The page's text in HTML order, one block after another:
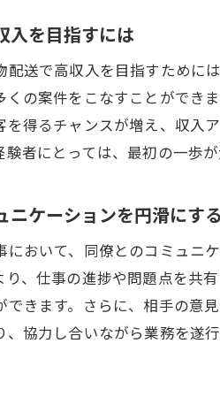
入を目指すには
配送で高収入を目指すために
くの案件をこなすことができ
を得るチャンスが増え、収入
験者にとっては、最初の一歩
ニケーションを円滑にす
において、同僚とのコミュニ
り、仕事の進捗や問題点を共
できます。さらに、相手の意
、協力し合いながら業務を遂